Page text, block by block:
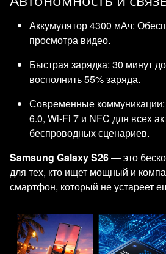
Аккумулятор 4300 мАч:
просмотра видео.
Быстрая зарядка: 30 минут
восполнить 55% заряда.
Современные
6.0, Wi-Fi 7 и NFC для всех
беспроводных сценариев.
Samsung Galaxy S26— это
для тех, кто ищет мощный и
смартфон, который не устареет